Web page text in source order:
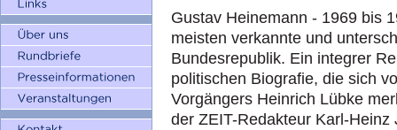
Gustav Heinemann - 1969 bis
meisten verkannte und
Bundesrepublik. Ein integrer
politischen Biografie, die sich
Vorgängers Heinrich Lübke
der ZEIT-Redakteur Karl-